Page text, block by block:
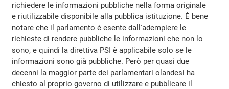
richiedere le informazioni pubbliche nella forma originale
e riutilizzabile disponibile alla pubblica istituzione. È bene
notare che il parlamento è esente dall'adempiere le
richieste di rendere pubbliche le informazioni che non lo
sono, e quindi la direttiva PSI è applicabile solo se le
informazioni sono già pubbliche. Però per quasi due
decenni la maggior parte dei parlamentari olandesi ha
chiesto al proprio governo di utilizzare e pubblicare il